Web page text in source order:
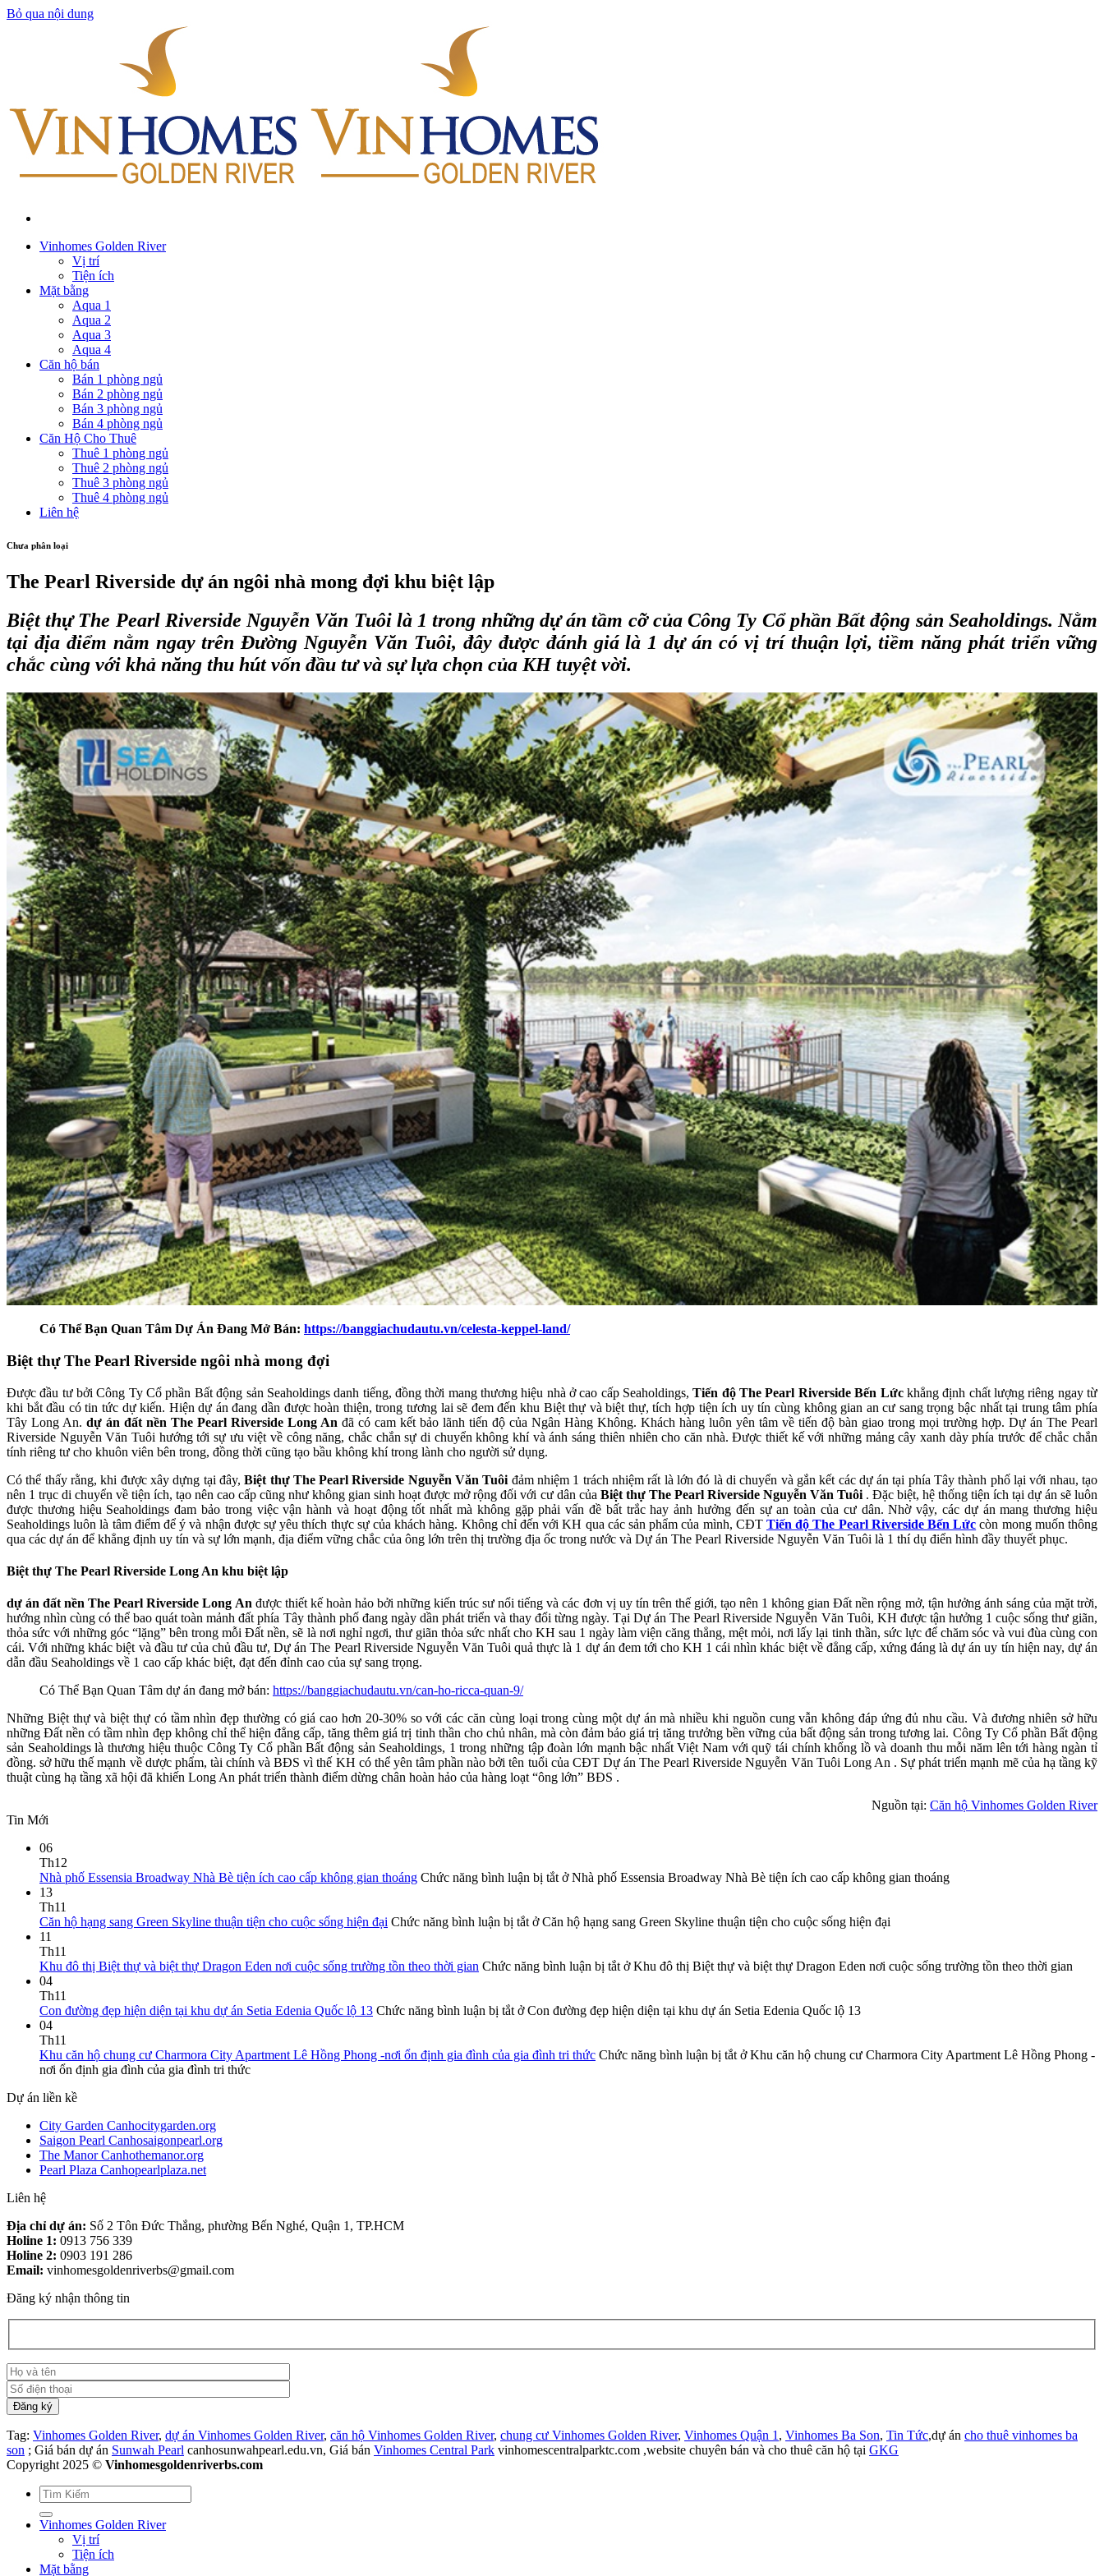
Bỏ qua nội dung
Vinhomes Golden River
Vị trí
Tiện ích
Mặt bằng
Aqua 1
Aqua 2
Aqua 3
Aqua 4
Căn hộ bán
Bán 1 phòng ngủ
Bán 2 phòng ngủ
Bán 3 phòng ngủ
Bán 4 phòng ngủ
Căn Hộ Cho Thuê
Thuê 1 phòng ngủ
Thuê 2 phòng ngủ
Thuê 3 phòng ngủ
Thuê 4 phòng ngủ
Liên hệ
Chưa phân loại
The Pearl Riverside dự án ngôi nhà mong đợi khu biệt lập
Biệt thự The Pearl Riverside Nguyễn Văn Tuôilà 1 trong những dự án tầm cỡ của Công Ty Cổ phần Bất động sản Seaholdings. Nằm
tại địa điểm nằm ngay trên Đường Nguyễn Văn Tuôi, đây được đánh giá là 1 dự án có vị trí thuận lợi, tiềm năng phát triển vững
chắc cùng với khả năng thu hút vốn đầu tư và sự lựa chọn của KH tuyệt vời.
Có Thể Bạn Quan Tâm Dự Án Đang Mở Bán: https://banggiachudautu.vn/celesta-keppel-land/
Biệt thự The Pearl Riverside ngôi nhà mong đợi
Được đầu tư bởi Công Ty Cổ phần Bất động sản Seaholdings danh tiếng, đồng thời mang thương hiệu nhà ở cao cấp Seaholdings,Tiến độ The Pearl Riverside Bến Lứckhẳng định chất lượng riêng ngay từ
khi bắt đầu có tin tức dự kiến. Hiện dự án đang dần được hoàn thiện, trong tương lai sẽ đem đến khu Biệt thự và biệt thự, tích hợp tiện ích uy tín cùng không gian an cư sang trọng bậc nhất tại trung tâm phía
Tây Long An. dự án đất nền The Pearl Riverside Long An đã có cam kết bảo lãnh tiến độ của Ngân Hàng Không. Khách hàng luôn yên tâm về tiến độ bàn giao trong mọi trường hợp. Dự án The Pearl
Riverside Nguyễn Văn Tuôi hướng tới sự ưu việt về công năng, chắc chắn sự di chuyển không khí và ánh sáng thiên nhiên cho căn nhà. Được thiết kế với những mảng cây xanh dày phía trước để chắc chắn
tính riêng tư cho khuôn viên bên trong, đồng thời cũng tạo bầu không khí trong lành cho người sử dụng.
Có thể thấy rằng, khi được xây dựng tại đây,Biệt thự The Pearl Riverside Nguyễn Văn Tuôi đảm nhiệm 1 trách nhiệm rất là lớn đó là di chuyển và gắn kết các dự án tại phía Tây thành phố lại với nhau, tạo
nên 1 trục di chuyển về tiện ích, tạo nên cao cấp cũng như không gian sinh hoạt được mở rộng đối với cư dân của Biệt thự The Pearl Riverside Nguyễn Văn Tuôi. Đặc biệt, hệ thống tiện ích tại dự án sẽ luôn
được thương hiệu Seaholdings đam bảo trong việc vận hành và hoạt động tốt nhất mà không gặp phải vấn đề bất trắc hay ảnh hưởng đến sự an toàn của cư dân. Nhờ vậy, các dự án mang thương hiệu
Seaholdings luôn là tâm điểm để ý và nhận được sự yêu thích thực sự của khách hàng. Không chỉ đến với KH qua các sản phẩm của mình, CĐT Tiến độ The Pearl Riverside Bến Lức còn mong muốn thông
qua các dự án để khẳng định uy tín và sự lớn mạnh, địa điểm vững chắc của ông lớn trên thị trường địa ốc trong nước và Dự án The Pearl Riverside Nguyễn Văn Tuôi là 1 thí dụ điển hình đầy thuyết phục.
Biệt thự The Pearl Riverside Long An khu biệt lập
dự án đất nền The Pearl Riverside Long An được thiết kế hoàn hảo bởi những kiến trúc sư nổi tiếng và các đơn vị uy tín trên thế giới, tạo nên 1 không gian Đất nền rộng mở, tận hưởng ánh sáng của mặt trời,
hướng nhìn cùng có thể bao quát toàn mảnh đất phía Tây thành phố đang ngày dần phát triển và thay đổi từng ngày. Tại Dự án The Pearl Riverside Nguyễn Văn Tuôi, KH được tận hưởng 1 cuộc sống thư giãn,
thỏa sức với những góc “lặng” bên trong mỗi Đất nền, sẽ là nơi nghỉ ngơi, thư giãn thỏa sức nhất cho KH sau 1 ngày làm viện căng thẳng, mệt mỏi, nơi lấy lại tinh thần, sức lực để chăm sóc và vui đùa cùng con
cái. Với những khác biệt và đầu tư của chủ đầu tư, Dự án The Pearl Riverside Nguyễn Văn Tuôi quả thực là 1 dự án đem tới cho KH 1 cái nhìn khác biệt về đẳng cấp, xứng đáng là dự án uy tín hiện nay, dự án
dẫn đầu Seaholdings về 1 cao cấp khác biệt, đạt đến đỉnh cao của sự sang trọng.
Có Thể Bạn Quan Tâm dự án đang mở bán: https://banggiachudautu.vn/can-ho-ricca-quan-9/
Những Biệt thự và biệt thự có tầm nhìn đẹp thường có giá cao hơn 20-30% so với các căn cùng loại trong cùng một dự án mà nhiều khi nguồn cung vẫn không đáp ứng đủ nhu cầu. Và đương nhiên sở hữu
những Đất nền có tầm nhìn đẹp không chỉ thể hiện đẳng cấp, tăng thêm giá trị tinh thần cho chủ nhân, mà còn đảm bảo giá trị tăng trưởng bền vững của bất động sản trong tương lai. Công Ty Cổ phần Bất động
sản Seaholdings là thương hiệu thuộc Công Ty Cổ phần Bất động sản Seaholdings, 1 trong những tập đoàn lớn mạnh bậc nhất Việt Nam với quỹ tái chính khổng lồ và doanh thu mỗi năm lên tới hàng ngàn tỉ
đồng. sở hữu thế mạnh về dược phẩm, tài chính và BĐS vì thế KH có thể yên tâm phần nào bởi tên tuổi của CĐT Dự án The Pearl Riverside Nguyễn Văn Tuôi Long An . Sự phát triển mạnh mẽ của hạ tầng kỹ
thuật cùng hạ tầng xã hội đã khiến Long An phát triển thành điểm dừng chân hoàn hảo của hàng loạt “ông lớn” BĐS .
Nguồn tại: Căn hộ Vinhomes Golden River
Tin Mới
06
Th12
Nhà phố Essensia Broadway Nhà Bè tiện ích cao cấp không gian thoáng Chức năng bình luận bị tắt ở Nhà phố Essensia Broadway Nhà Bè tiện ích cao cấp không gian thoáng
13
Th11
Căn hộ hạng sang Green Skyline thuận tiện cho cuộc sống hiện đại Chức năng bình luận bị tắt ở Căn hộ hạng sang Green Skyline thuận tiện cho cuộc sống hiện đại
11
Th11
Khu đô thị Biệt thự và biệt thự Dragon Eden nơi cuộc sống trường tồn theo thời gian Chức năng bình luận bị tắt ở Khu đô thị Biệt thự và biệt thự Dragon Eden nơi cuộc sống trường tồn theo thời gian
04
Th11
Con đường đẹp hiện diện tại khu dự án Setia Edenia Quốc lộ 13 Chức năng bình luận bị tắt ở Con đường đẹp hiện diện tại khu dự án Setia Edenia Quốc lộ 13
04
Th11
Khu căn hộ chung cư Charmora City Apartment Lê Hồng Phong -nơi ổn định gia đình của gia đình tri thức Chức năng bình luận bị tắt ở Khu căn hộ chung cư Charmora City Apartment Lê Hồng Phong -
nơi ổn định gia đình của gia đình tri thức
Dự án liền kề
City Garden Canhocitygarden.org
Saigon Pearl Canhosaigonpearl.org
The Manor Canhothemanor.org
Pearl Plaza Canhopearlplaza.net
Liên hệ
Địa chỉ dự án: Số 2 Tôn Đức Thắng, phường Bến Nghé, Quận 1, TP.HCM
Holine 1: 0913 756 339
Holine 2: 0903 191 286
Email: vinhomesgoldenriverbs@gmail.com
Đăng ký nhận thông tin
Tag: Vinhomes Golden River, dự án Vinhomes Golden River, căn hộ Vinhomes Golden River, chung cư Vinhomes Golden River, Vinhomes Quận 1 , Vinhomes Ba Son, Tin Tức,dự án cho thuê vinhomes ba
son ; Giá bán dự án Sunwah Pearl canhosunwahpearl.edu.vn, Giá bán Vinhomes Central Park vinhomescentralparktc.com ,website chuyên bán và cho thuê căn hộ tại GKG
Copyright 2025 © Vinhomesgoldenriverbs.com
Vinhomes Golden River
Vị trí
Tiện ích
Mặt bằng